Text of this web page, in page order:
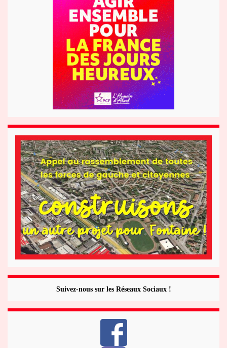
Suivez-nous sur les Réseaux Sociaux !